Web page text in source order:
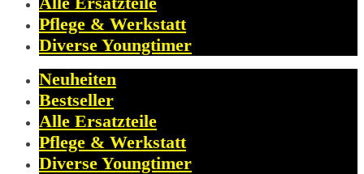
Pflege & Werkstatt
Diverse Youngtimer
Neuheiten
Bestseller
Alle Ersatzteile
Pflege & Werkstatt
Diverse Youngtimer